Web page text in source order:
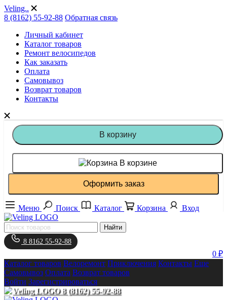
Veling..
8 (8162) 55-92-88 Обратная связь
Личный кабинет
Каталог товаров
Ремонт велосипедов
Как заказать
Оплата
Самовывоз
Возврат товаров
Контакты
В корзину
В корзине
Оформить заказ
Меню Поиск Каталог Корзина Вход
Найти
8 8162 55-92-88
0 ₽
Каталог товаров Велоремонт Приключения Контакты Еще
Самовывоз Оплата Возврат товаров
Войти Зарегистрироваться
8 (8162) 55-92-88